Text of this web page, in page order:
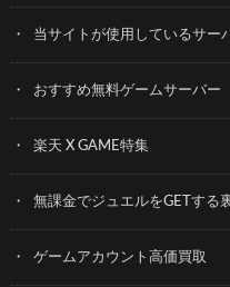
当サイトが使用しているサー
おすすめ無料ゲームサーバー
楽天 X GAME特集
無課金でジュエルをGETする
ゲームアカウント高価買取